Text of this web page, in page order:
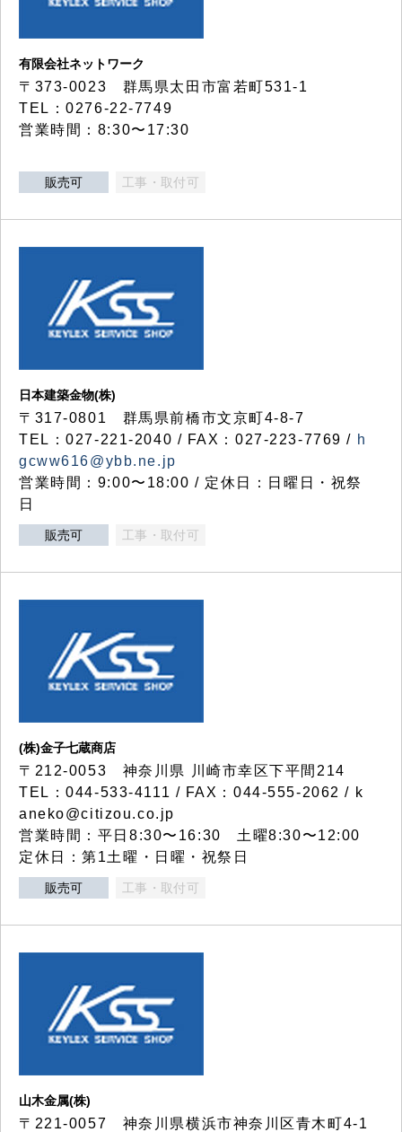
有限会社ネットワーク
〒373-0023 群馬県太田市富若町531-1
TEL：0276-22-7749
営業時間：8:30〜17:30
販売可 工事・取付可
日本建築金物(株)
〒317‐0801 群馬県前橋市文京町4-8-7
TEL：027-221-2040 / FAX：027-223-7769 / h
gcww616@ybb.ne.jp
営業時間：9:00〜18:00 / 定休日：日曜日・祝祭
日
販売可 工事・取付可
(株)金子七蔵商店
〒212-0053 神奈川県 川崎市幸区下平間214
TEL：044-533-4111 / FAX：044-555-2062 / k
aneko@citizou.co.jp
営業時間：平日8:30〜16:30 土曜8:30〜12:00
定休日：第1土曜・日曜・祝祭日
販売可 工事・取付可
山木金属(株)
〒221-0057 神奈川県横浜市神奈川区青木町4-1